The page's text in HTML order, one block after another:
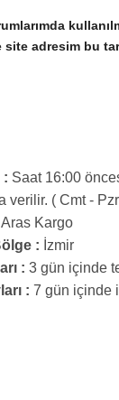
adresim bu
: Saat 16:00
verilir. ( Cmt -
Aras Kargo
: İzmir
: 3 gün içinde
: 7 gün içinde